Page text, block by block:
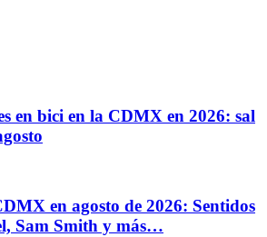
en bici en la CDMX en 2026: sal
en agosto de 2026: Sentidos
Sam Smith y más…